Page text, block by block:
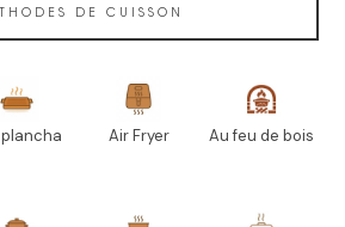
DE CUISSON
Air Fryer Au feu de bois